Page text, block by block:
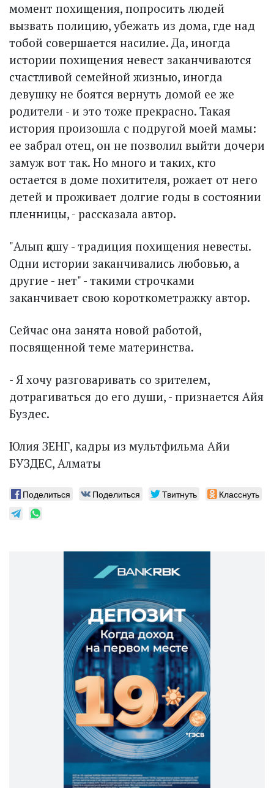
момент похищения, попросить людей
вызвать полицию, убежать из дома, где над
тобой совершается насилие. Да, иногда
истории похищения невест заканчиваются
счастливой семейной жизнью, иногда
девушку не боятся вернуть домой ее же
родители - и это тоже прекрасно. Такая
история произошла с подругой моей мамы:
ее забрал отец, он не позволил выйти дочери
замуж вот так. Но много и таких, кто
остается в доме похитителя, рожает от него
детей и проживает долгие годы в состоянии
пленницы, - рассказала автор.
"Алып қашу - традиция похищения невесты.
Одни истории заканчивались любовью, а
другие - нет" - такими строчками
заканчивает свою короткометражку автор.
Сейчас она занята новой работой,
посвященной теме материнства.
- Я хочу разговаривать со зрителем,
дотрагиваться до его души, - признается Айя
Буздес.
Юлия ЗЕНГ, кадры из мультфильма Айи
БУЗДЕС, Алматы
Поделиться Поделиться Твитнуть Класснуть